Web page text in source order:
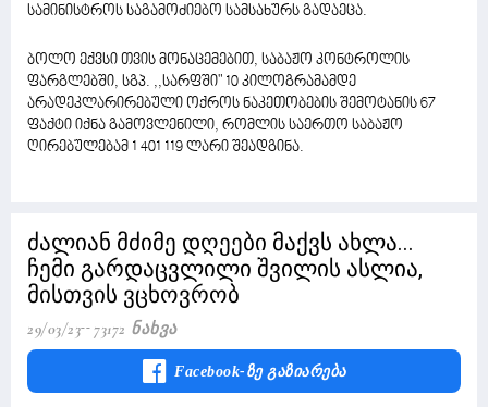
სამინისტროს საგამოძიებო სამსახურს გადაეცა.
ბოლო ექვსი თვის მონაცემებით, საბაჟო კონტროლის
ფარგლებში, სგპ. ,,სარფში" 10 კილოგრამამდე
არადეკლარირებული ოქროს ნაკეთობების შემოტანის 67
ფაქტი იქნა გამოვლენილი, რომლის საერთო საბაჟო
ღირებულებამ 1 401 119 ლარი შეადგინა.
ძალიან მძიმე დღეები მაქვს ახლა...
ჩემი გარდაცვლილი შვილის ასლია,
მისთვის ვცხოვრობ
29/03/23 73172 Ნახვა
Facebook-Ზე Გაზიარება